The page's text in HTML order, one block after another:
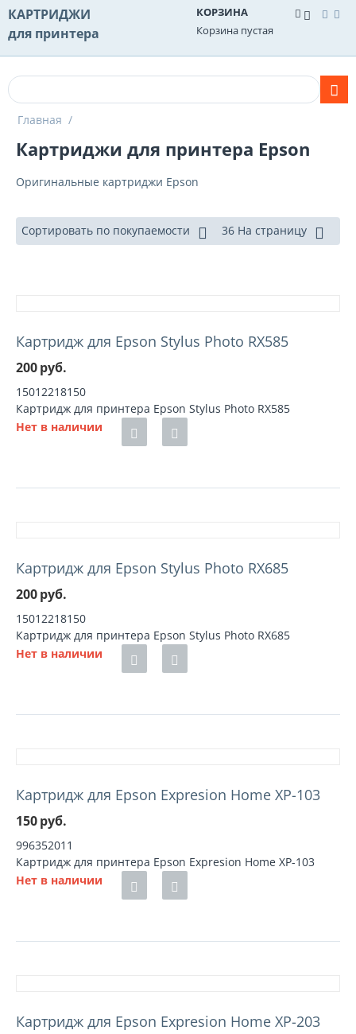
КАРТРИДЖИ
для принтера
КОРЗИНА
Корзина пустая
Главная /
Картриджи для принтера Epson
Оригинальные картриджи Epson
Сортировать по покупаемости 36 На страницу
Картридж для Epson Stylus Photo RX585
200руб.
15012218150
Картридж для принтера Epson Stylus Photo RX585
Нет в наличии
Картридж для Epson Stylus Photo RX685
200руб.
15012218150
Картридж для принтера Epson Stylus Photo RX685
Нет в наличии
Картридж для Epson Expresion Home XP-103
150руб.
996352011
Картридж для принтера Epson Expresion Home XP-103
Нет в наличии
Картридж для Epson Expresion Home XP-203